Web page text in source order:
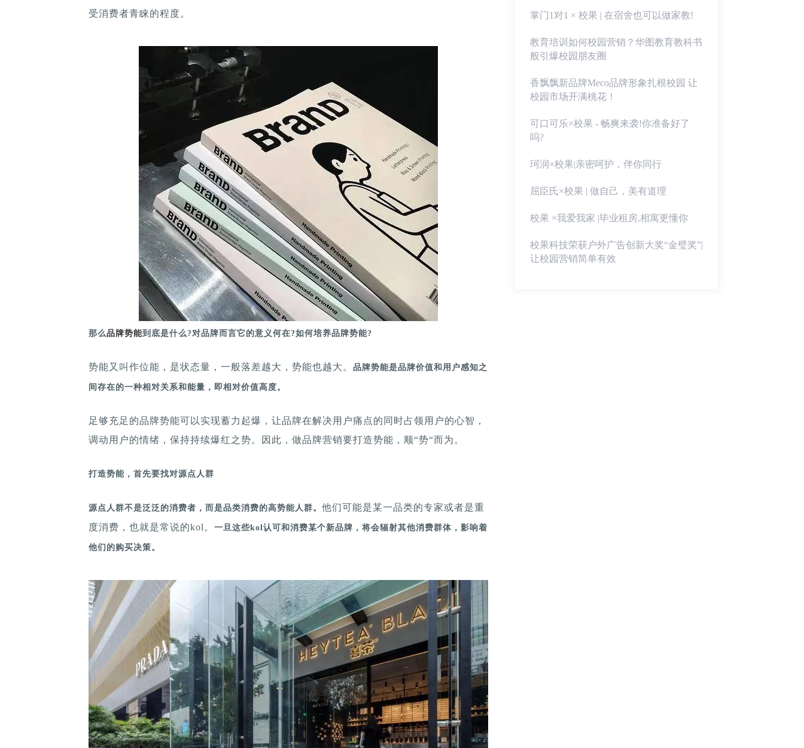
受消费者青睐的程度。
那么品牌势能到底是什么?对品牌而言它的意义何在?如何培养品牌势能?
势能又叫作位能，是状态量，一般落差越大，势能也越大。 品牌势能是品牌价值和用户感知之
间存在的一种相对关系和能量，即相对价值高度。
足够充足的品牌势能可以实现蓄力起爆，让品牌在解决用户痛点的同时占领用户的心智，
调动用户的情绪，保持持续爆红之势。因此，做品牌营销要打造势能，顺“势“而为。
打造势能，首先要找对源点人群
源点人群不是泛泛的消费者，而是品类消费的高势能人群。 他们可能是某一品类的专家或者是重
度消费，也就是常说的kol。 一旦这些kol认可和消费某个新品牌，将会辐射其他消费群体，影响着
他们的购买决策。
掌门1对1 × 校果 | 在宿舍也可以做家教!
教育培训如何校园营销？华图教育教科书
般引爆校园朋友圈
香飘飘新品牌Meco品牌形象扎根校园 让
校园市场开满桃花！
可口可乐×校果 - 畅爽来袭!你准备好了
吗?
珂润×校果|亲密呵护，伴你同行
屈臣氏×校果 | 做自己，美有道理
校果 ×我爱我家 |毕业租房,相寓更懂你
校果科技荣获户外广告创新大奖“金璧奖”|
让校园营销简单有效